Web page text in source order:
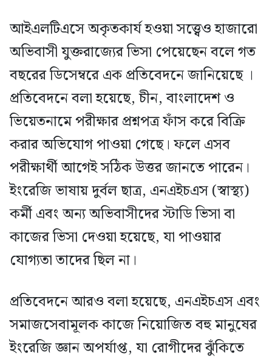
আইএলটিএসে অকৃতকার্য হওয়া সত্ত্বেও হাজারো
অভিবাসী যুক্তরাজ্যের ভিসা পেয়েছেন বলে গত
বছরের ডিসেম্বরে এক প্রতিবেদনে জানিয়েছে ।
প্রতিবেদনে বলা হয়েছে, চীন, বাংলাদেশ ও
ভিয়েতনামে পরীক্ষার প্রশ্নপত্র ফাঁস করে বিক্রি
করার অভিযোগ পাওয়া গেছে। ফলে এসব
পরীক্ষার্থী আগেই সঠিক উত্তর জানতে পারেন।
ইংরেজি ভাষায় দুর্বল ছাত্র, এনএইচএস (স্বাস্থ্য)
কর্মী এবং অন্য অভিবাসীদের স্টাডি ভিসা বা
কাজের ভিসা দেওয়া হয়েছে, যা পাওয়ার
যোগ্যতা তাদের ছিল না।
প্রতিবেদনে আরও বলা হয়েছে, এনএইচএস এবং
সমাজসেবামূলক কাজে নিয়োজিত বহু মানুষের
ইংরেজি জ্ঞান অপর্যাপ্ত, যা রোগীদের ঝুঁকিতে